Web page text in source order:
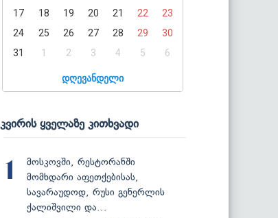
17
18 19 20 21 22
23
24
25 26 27 28 29
30
31
1 2 3 4 5 6
დღევანდელი
კვირის ყველაზე კითხვადი
1
მოსკოვში, რესტორანში
მომხდარი აფეთქებისას,
სავარაუდოდ, რუსი გენერლის
ქალიშვილი და...